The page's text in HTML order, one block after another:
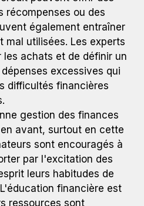
récompenses ou des
également entraîner
mal utilisées. Les experts
achats et de définir un
excessives qui
difficultés financières
gestion des finances
avant, surtout en cette
sont encouragés à
par l'excitation des
leurs habitudes de
financière est
ressources sont